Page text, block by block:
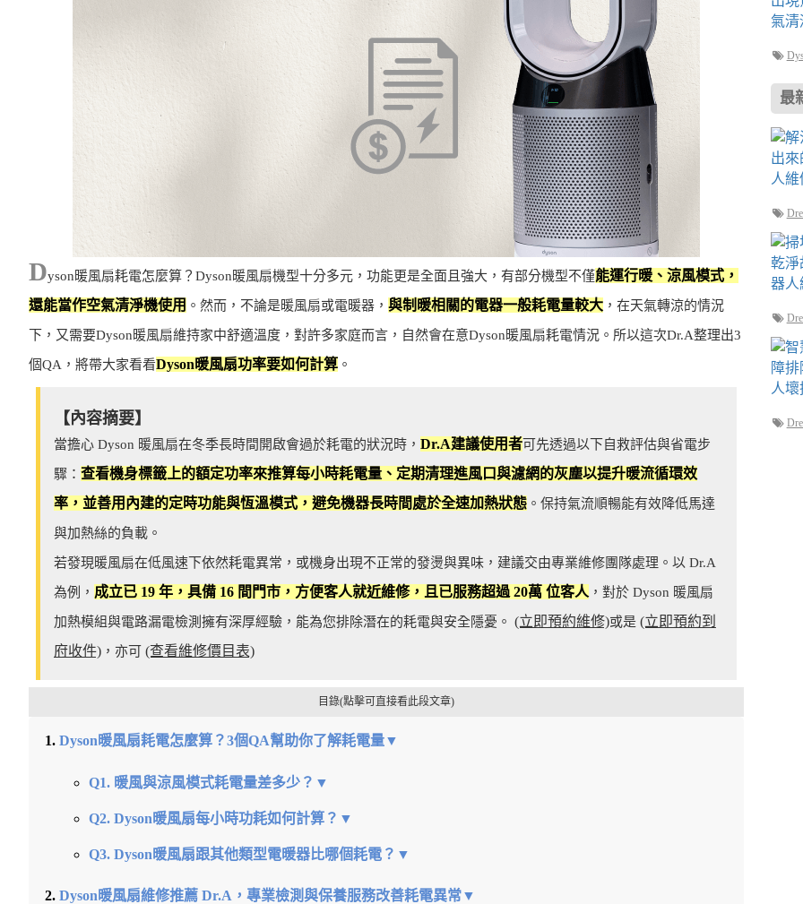
Dyson暖風扇耗電怎麼算？Dyson暖風扇機型十分多元，功能更是全面且強大，有部分機型不僅能運行暖、涼風模式，
還能當作空氣清淨機使用 。然而，不論是暖風扇或電暖器， 與制暖相關的電器一般耗電量較大 ，在天氣轉涼的情況
下，又需要Dyson暖風扇維持家中舒適溫度，對許多家庭而言，自然會在意Dyson暖風扇耗電情況。所以這次Dr.A整理出3
個QA，將帶大家看看Dyson暖風扇功率要如何計算 。
【內容摘要】
當擔心 Dyson 暖風扇在冬季長時間開啟會過於耗電的狀況時， Dr.A建議使用者可先透過以下自救評估與省電步
驟： 查看機身標籤上的額定功率來推算每小時耗電量、定期清理進風口與濾網的灰塵以提升暖流循環效
率，並善用內建的定時功能與恆溫模式，避免機器長時間處於全速加熱狀態。保持氣流順暢能有效降低馬達
與加熱絲的負載。
若發現暖風扇在低風速下依然耗電異常，或機身出現不正常的發燙與異味，建議交由專業維修團隊處理。以 Dr.A
為例， 成立已 19 年，具備 16 間門市，方便客人就近維修，且已服務超過 20萬 位客人，對於 Dyson 暖風扇
加熱模組與電路漏電檢測擁有深厚經驗，能為您排除潛在的耗電與安全隱憂。 (立即預約維修)或是 (立即預約到
府收件)，亦可 (查看維修價目表)
目錄(點擊可直接看此段文章)
Dyson暖風扇耗電怎麼算？3個QA幫助你了解耗電量▼
Q1. 暖風與涼風模式耗電量差多少？▼
Q2. Dyson暖風扇每小時功耗如何計算？▼
Q3. Dyson暖風扇跟其他類型電暖器比哪個耗電？▼
Dyson暖風扇維修推薦 Dr.A，專業檢測與保養服務改善耗電異常▼
最